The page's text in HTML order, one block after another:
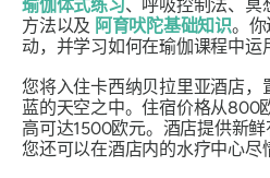
瑜伽体式练习、呼吸控制法、冥
方法以及 阿育吠陀基础知识。
动，并学习如何在瑜伽课程中运
您将入住卡西纳贝拉里亚酒店，
蓝的天空之中。住宿价格从800
高可达1500欧元。酒店提供新鲜
您还可以在酒店内的水疗中心尽